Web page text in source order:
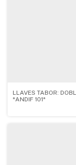
LLAVES TABOR:
*ANDIF 101*